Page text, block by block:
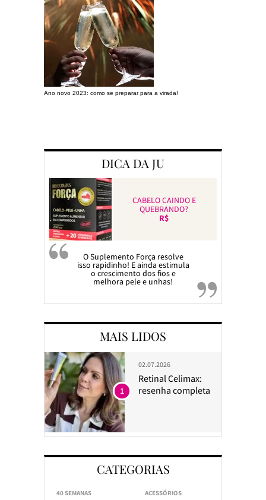
Ano novo 2023: como se preparar para a virada!
DICA DA JU
CABELO CAINDO E
QUEBRANDO?
R$
O Suplemento Força resolve
isso rapidinho! E ainda estimula
o crescimento dos fios e
melhora pele e unhas!
MAIS LIDOS
02.07.2026
Retinal Celimax:
resenha completa
1
CATEGORIAS
40 SEMANAS
ACESSÓRIOS